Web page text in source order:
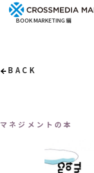
BOOK MARKETING 編
BACK
マネジメントの本